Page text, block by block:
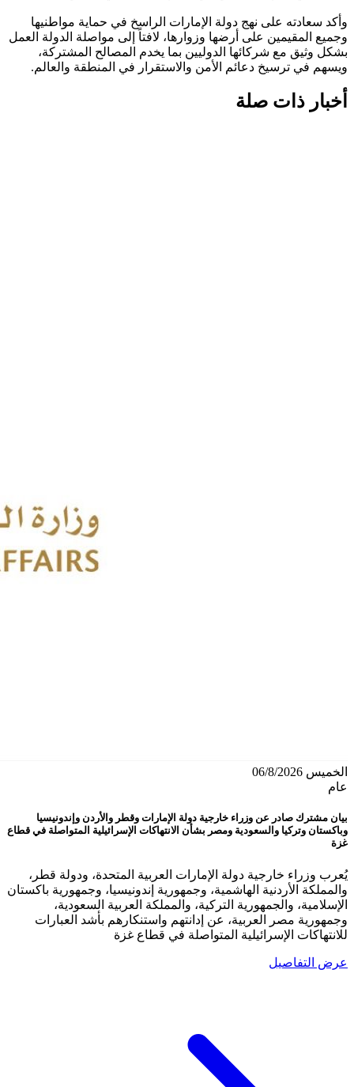
وأكد سعادته على نهج دولة الإمارات الراسخ في حماية مواطنيها
وجميع المقيمين على أرضها وزوارها، لافتاً إلى مواصلة الدولة العمل
بشكل وثيق مع شركائها الدوليين بما يخدم المصالح المشتركة،
ويسهم في ترسيخ دعائم الأمن والاستقرار في المنطقة والعالم.
أخبار ذات صلة
الخميس 06/8/2026
عام
بيان مشترك صادر عن وزراء خارجية دولة الإمارات وقطر والأردن وإندونيسيا
وباكستان وتركيا والسعودية ومصر بشأن الانتهاكات الإسرائيلية المتواصلة في قطاع
غزة
يُعرب وزراء خارجية دولة الإمارات العربية المتحدة، ودولة قطر،
والمملكة الأردنية الهاشمية، وجمهورية إندونيسيا، وجمهورية باكستان
الإسلامية، والجمهورية التركية، والمملكة العربية السعودية،
وجمهورية مصر العربية، عن إدانتهم واستنكارهم بأشد العبارات
للانتهاكات الإسرائيلية المتواصلة في قطاع غزة
عرض التفاصيل